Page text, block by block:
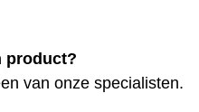
product?
van onze specialisten.